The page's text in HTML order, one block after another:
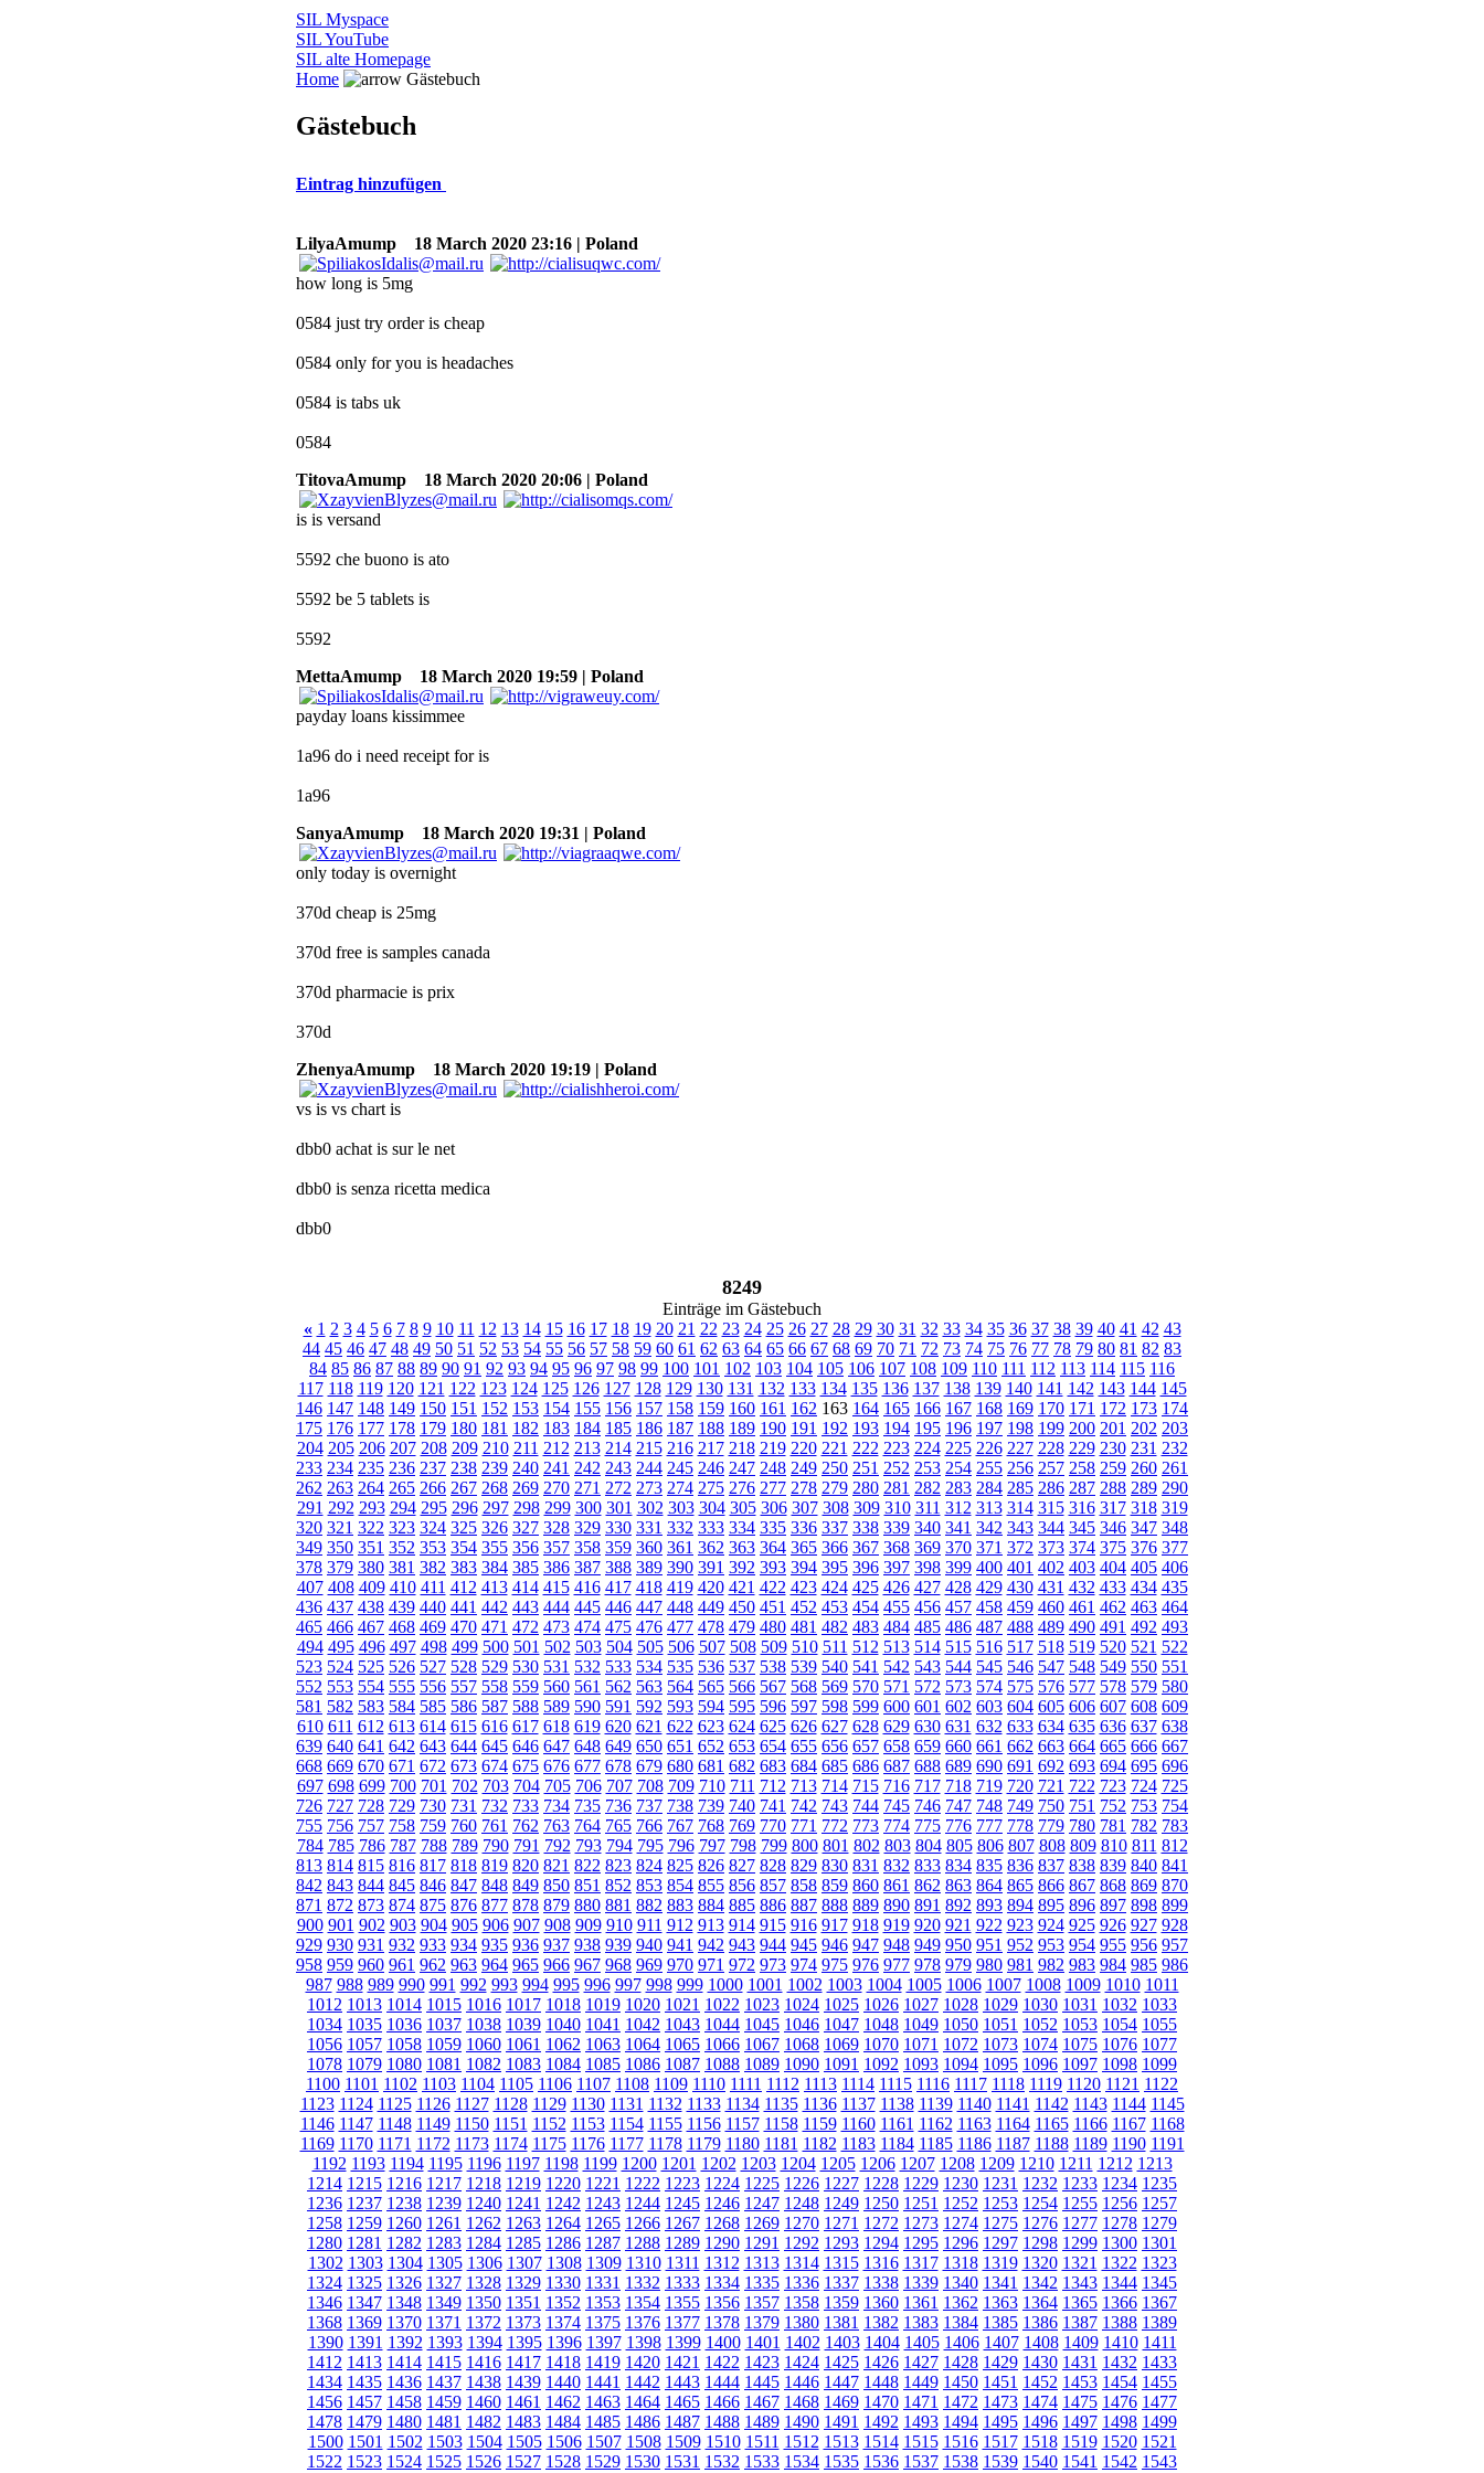
SIL Myspace
SIL YouTube
SIL alte Homepage
Home
Gästebuch
Gästebuch
Eintrag hinzufügen
LilyaAmump 18 March 2020 23:16 | Poland
how long is 5mg
0584 just try order is cheap
0584 only for you is headaches
0584 is tabs uk
0584
TitovaAmump
18 March 2020 20:06 | Poland
is is versand
5592 che buono is ato
5592 be 5 tablets is
5592
MettaAmump
18 March 2020 19:59 | Poland
payday loans kissimmee
1a96 do i need receipt for is
1a96
SanyaAmump
18 March 2020 19:31 | Poland
only today is overnight
370d cheap is 25mg
370d free is samples canada
370d pharmacie is prix
370d
ZhenyaAmump
18 March 2020 19:19 | Poland
vs is vs chart is
dbb0 achat is sur le net
dbb0 is senza ricetta medica
dbb0
8249
Einträge im Gästebuch
« 1 2 3 4 5 6 7 8 9 10 11 12 13 14 15 16 17 18 19 20 21 22 23 24 25 26 27 28 29 30 31 32 33 34 35 36 37 38 39 40 41 42 43
44 45 46 47 48 49 50 51 52 53 54 55 56 57 58 59 60 61 62 63 64 65 66 67 68 69 70 71 72 73 74 75 76 77 78 79 80 81 82 83
84 85 86 87 88 89 90 91 92 93 94 95 96 97 98 99 100 101 102 103 104 105 106 107 108 109 110 111 112 113 114 115 116
117 118 119 120 121 122 123 124 125 126 127 128 129 130 131 132 133 134 135 136 137 138 139 140 141 142 143 144 145
146 147 148 149 150 151 152 153 154 155 156 157 158 159 160 161 162 163 164 165 166 167 168 169 170 171 172 173 174
175 176 177 178 179 180 181 182 183 184 185 186 187 188 189 190 191 192 193 194 195 196 197 198 199 200 201 202 203
204 205 206 207 208 209 210 211 212 213 214 215 216 217 218 219 220 221 222 223 224 225 226 227 228 229 230 231 232
233 234 235 236 237 238 239 240 241 242 243 244 245 246 247 248 249 250 251 252 253 254 255 256 257 258 259 260 261
262 263 264 265 266 267 268 269 270 271 272 273 274 275 276 277 278 279 280 281 282 283 284 285 286 287 288 289 290
291 292 293 294 295 296 297 298 299 300 301 302 303 304 305 306 307 308 309 310 311 312 313 314 315 316 317 318 319
320 321 322 323 324 325 326 327 328 329 330 331 332 333 334 335 336 337 338 339 340 341 342 343 344 345 346 347 348
349 350 351 352 353 354 355 356 357 358 359 360 361 362 363 364 365 366 367 368 369 370 371 372 373 374 375 376 377
378 379 380 381 382 383 384 385 386 387 388 389 390 391 392 393 394 395 396 397 398 399 400 401 402 403 404 405 406
407 408 409 410 411 412 413 414 415 416 417 418 419 420 421 422 423 424 425 426 427 428 429 430 431 432 433 434 435
436 437 438 439 440 441 442 443 444 445 446 447 448 449 450 451 452 453 454 455 456 457 458 459 460 461 462 463 464
465 466 467 468 469 470 471 472 473 474 475 476 477 478 479 480 481 482 483 484 485 486 487 488 489 490 491 492 493
494 495 496 497 498 499 500 501 502 503 504 505 506 507 508 509 510 511 512 513 514 515 516 517 518 519 520 521 522
523 524 525 526 527 528 529 530 531 532 533 534 535 536 537 538 539 540 541 542 543 544 545 546 547 548 549 550 551
552 553 554 555 556 557 558 559 560 561 562 563 564 565 566 567 568 569 570 571 572 573 574 575 576 577 578 579 580
581 582 583 584 585 586 587 588 589 590 591 592 593 594 595 596 597 598 599 600 601 602 603 604 605 606 607 608 609
610 611 612 613 614 615 616 617 618 619 620 621 622 623 624 625 626 627 628 629 630 631 632 633 634 635 636 637 638
639 640 641 642 643 644 645 646 647 648 649 650 651 652 653 654 655 656 657 658 659 660 661 662 663 664 665 666 667
668 669 670 671 672 673 674 675 676 677 678 679 680 681 682 683 684 685 686 687 688 689 690 691 692 693 694 695 696
697 698 699 700 701 702 703 704 705 706 707 708 709 710 711 712 713 714 715 716 717 718 719 720 721 722 723 724 725
726 727 728 729 730 731 732 733 734 735 736 737 738 739 740 741 742 743 744 745 746 747 748 749 750 751 752 753 754
755 756 757 758 759 760 761 762 763 764 765 766 767 768 769 770 771 772 773 774 775 776 777 778 779 780 781 782 783
784 785 786 787 788 789 790 791 792 793 794 795 796 797 798 799 800 801 802 803 804 805 806 807 808 809 810 811 812
813 814 815 816 817 818 819 820 821 822 823 824 825 826 827 828 829 830 831 832 833 834 835 836 837 838 839 840 841
842 843 844 845 846 847 848 849 850 851 852 853 854 855 856 857 858 859 860 861 862 863 864 865 866 867 868 869 870
871 872 873 874 875 876 877 878 879 880 881 882 883 884 885 886 887 888 889 890 891 892 893 894 895 896 897 898 899
900 901 902 903 904 905 906 907 908 909 910 911 912 913 914 915 916 917 918 919 920 921 922 923 924 925 926 927 928
929 930 931 932 933 934 935 936 937 938 939 940 941 942 943 944 945 946 947 948 949 950 951 952 953 954 955 956 957
958 959 960 961 962 963 964 965 966 967 968 969 970 971 972 973 974 975 976 977 978 979 980 981 982 983 984 985 986
987 988 989 990 991 992 993 994 995 996 997 998 999 1000 1001 1002 1003 1004 1005 1006 1007 1008 1009 1010 1011
1012 1013 1014 1015 1016 1017 1018 1019 1020 1021 1022 1023 1024 1025 1026 1027 1028 1029 1030 1031 1032 1033
1034 1035 1036 1037 1038 1039 1040 1041 1042 1043 1044 1045 1046 1047 1048 1049 1050 1051 1052 1053 1054 1055
1056 1057 1058 1059 1060 1061 1062 1063 1064 1065 1066 1067 1068 1069 1070 1071 1072 1073 1074 1075 1076 1077
1078 1079 1080 1081 1082 1083 1084 1085 1086 1087 1088 1089 1090 1091 1092 1093 1094 1095 1096 1097 1098 1099
1100 1101 1102 1103 1104 1105 1106 1107 1108 1109 1110 1111 1112 1113 1114 1115 1116 1117 1118 1119 1120 1121 1122
1123 1124 1125 1126 1127 1128 1129 1130 1131 1132 1133 1134 1135 1136 1137 1138 1139 1140 1141 1142 1143 1144 1145
1146 1147 1148 1149 1150 1151 1152 1153 1154 1155 1156 1157 1158 1159 1160 1161 1162 1163 1164 1165 1166 1167 1168
1169 1170 1171 1172 1173 1174 1175 1176 1177 1178 1179 1180 1181 1182 1183 1184 1185 1186 1187 1188 1189 1190 1191
1192 1193 1194 1195 1196 1197 1198 1199 1200 1201 1202 1203 1204 1205 1206 1207 1208 1209 1210 1211 1212 1213
1214 1215 1216 1217 1218 1219 1220 1221 1222 1223 1224 1225 1226 1227 1228 1229 1230 1231 1232 1233 1234 1235
1236 1237 1238 1239 1240 1241 1242 1243 1244 1245 1246 1247 1248 1249 1250 1251 1252 1253 1254 1255 1256 1257
1258 1259 1260 1261 1262 1263 1264 1265 1266 1267 1268 1269 1270 1271 1272 1273 1274 1275 1276 1277 1278 1279
1280 1281 1282 1283 1284 1285 1286 1287 1288 1289 1290 1291 1292 1293 1294 1295 1296 1297 1298 1299 1300 1301
1302 1303 1304 1305 1306 1307 1308 1309 1310 1311 1312 1313 1314 1315 1316 1317 1318 1319 1320 1321 1322 1323
1324 1325 1326 1327 1328 1329 1330 1331 1332 1333 1334 1335 1336 1337 1338 1339 1340 1341 1342 1343 1344 1345
1346 1347 1348 1349 1350 1351 1352 1353 1354 1355 1356 1357 1358 1359 1360 1361 1362 1363 1364 1365 1366 1367
1368 1369 1370 1371 1372 1373 1374 1375 1376 1377 1378 1379 1380 1381 1382 1383 1384 1385 1386 1387 1388 1389
1390 1391 1392 1393 1394 1395 1396 1397 1398 1399 1400 1401 1402 1403 1404 1405 1406 1407 1408 1409 1410 1411
1412 1413 1414 1415 1416 1417 1418 1419 1420 1421 1422 1423 1424 1425 1426 1427 1428 1429 1430 1431 1432 1433
1434 1435 1436 1437 1438 1439 1440 1441 1442 1443 1444 1445 1446 1447 1448 1449 1450 1451 1452 1453 1454 1455
1456 1457 1458 1459 1460 1461 1462 1463 1464 1465 1466 1467 1468 1469 1470 1471 1472 1473 1474 1475 1476 1477
1478 1479 1480 1481 1482 1483 1484 1485 1486 1487 1488 1489 1490 1491 1492 1493 1494 1495 1496 1497 1498 1499
1500 1501 1502 1503 1504 1505 1506 1507 1508 1509 1510 1511 1512 1513 1514 1515 1516 1517 1518 1519 1520 1521
1522 1523 1524 1525 1526 1527 1528 1529 1530 1531 1532 1533 1534 1535 1536 1537 1538 1539 1540 1541 1542 1543